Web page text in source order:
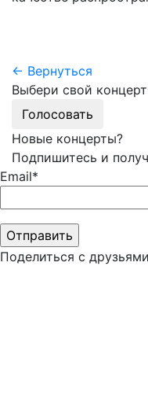
← Вернуться
Выбери свой концерт
Голосовать
Новые концерты?
Подпишитесь и
Email*
Поделиться с друзьями